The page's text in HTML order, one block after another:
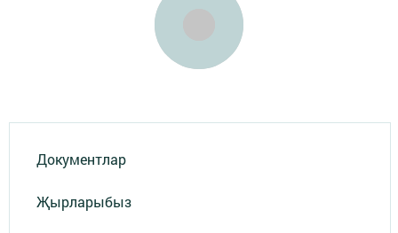
Документлар
Җырларыбыз